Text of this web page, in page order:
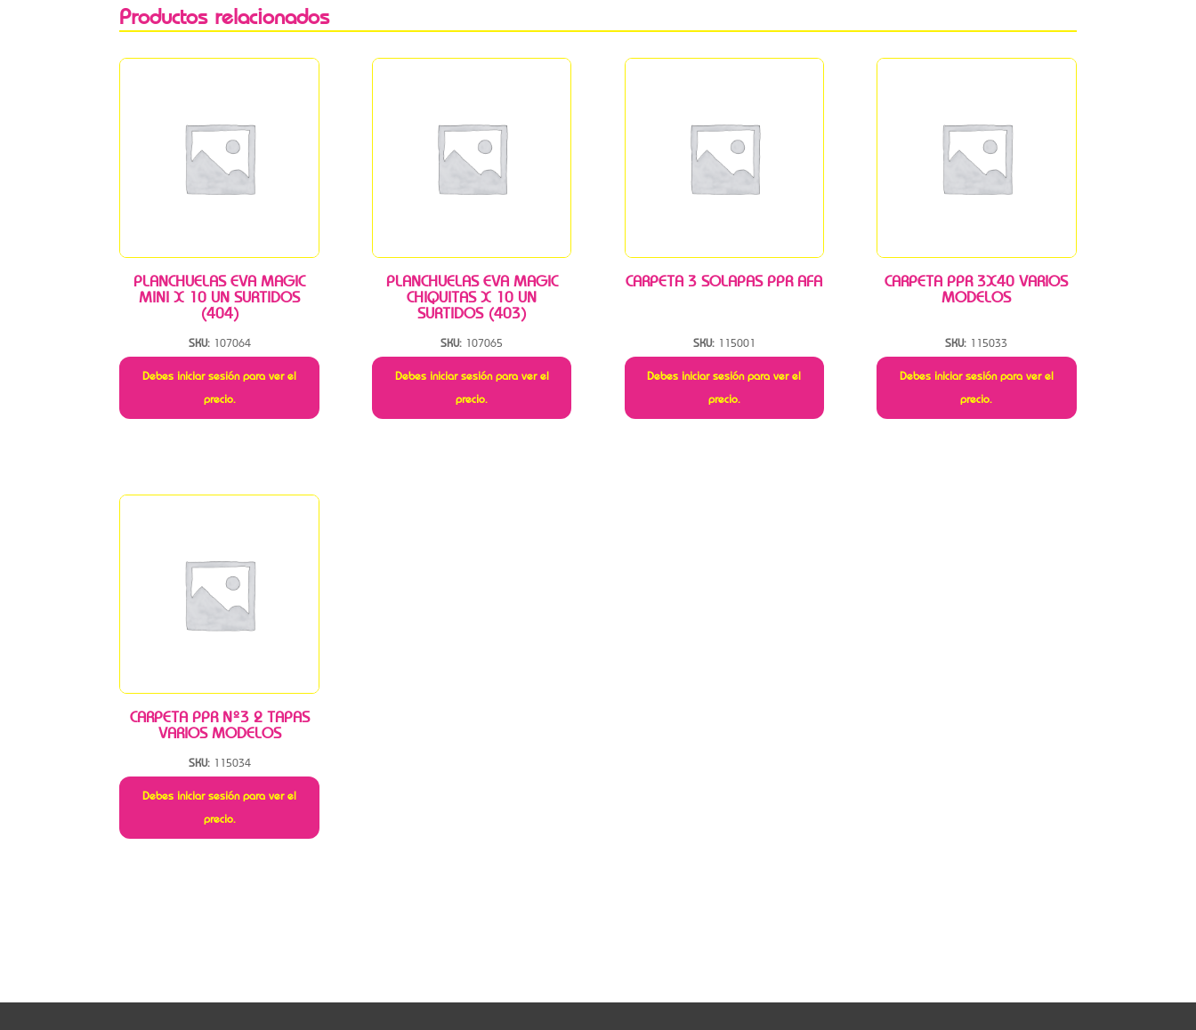
Productos relacionados
PLANCHUELAS EVA MAGIC
MINI X 10 UN SURTIDOS
(404)
SKU: 107064
Debes iniciar sesión para ver el
precio.
PLANCHUELAS EVA MAGIC
CHIQUITAS X 10 UN
SURTIDOS (403)
SKU: 107065
Debes iniciar sesión para ver el
precio.
CARPETA 3 SOLAPAS PPR AFA
SKU: 115001
Debes iniciar sesión para ver el
precio.
CARPETA PPR 3X40 VARIOS
MODELOS
SKU: 115033
Debes iniciar sesión para ver el
precio.
CARPETA PPR Nº3 2 TAPAS
VARIOS MODELOS
SKU: 115034
Debes iniciar sesión para ver el
precio.